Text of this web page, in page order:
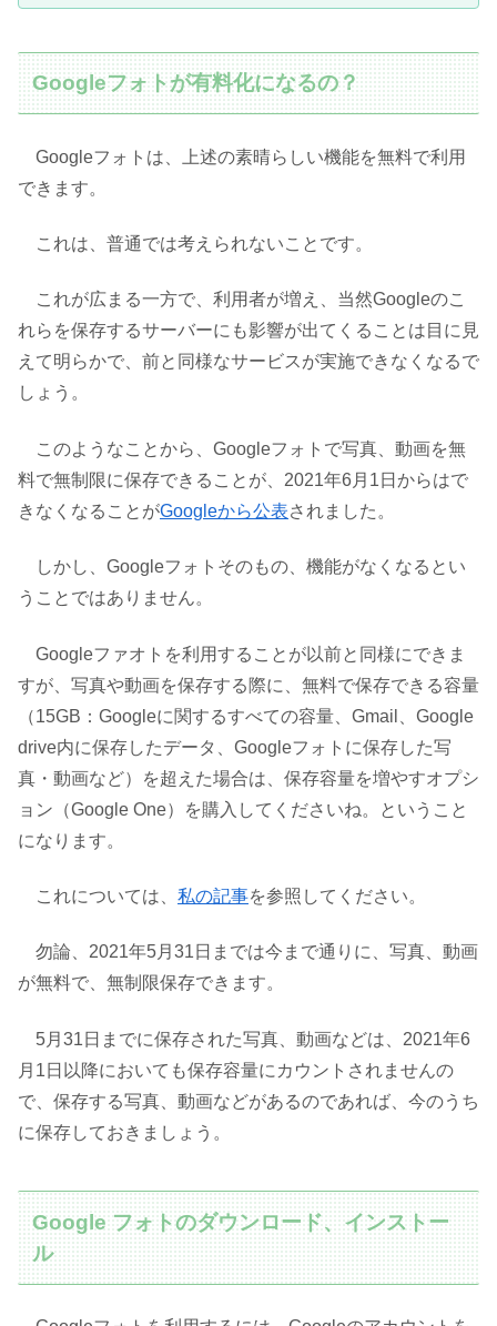
Googleフォトが有料化になるの？
Googleフォトは、上述の素晴らしい機能を無料で利用
できます。
これは、普通では考えられないことです。
これが広まる一方で、利用者が増え、当然Googleのこ
れらを保存するサーバーにも影響が出てくることは目に見
えて明らかで、前と同様なサービスが実施できなくなるで
しょう。
このようなことから、Googleフォトで写真、動画を無
料で無制限に保存できることが、2021年6月1日からはで
きなくなることがGoogleから公表されました。
しかし、Googleフォトそのもの、機能がなくなるとい
うことではありません。
Googleファオトを利用することが以前と同様にできま
すが、写真や動画を保存する際に、無料で保存できる容量
（15GB：Googleに関するすべての容量、Gmail、Google
drive内に保存したデータ、Googleフォトに保存した写
真・動画など）を超えた場合は、保存容量を増やすオプシ
ョン（Google One）を購入してくださいね。ということ
になります。
これについては、 私の記事を参照してください。
勿論、2021年5月31日までは今まで通りに、写真、動画
が無料で、無制限保存できます。
5月31日までに保存された写真、動画などは、2021年6
月1日以降においても保存容量にカウントされませんの
で、保存する写真、動画などがあるのであれば、今のうち
に保存しておきましょう。
Google フォトのダウンロード、インストー
ル